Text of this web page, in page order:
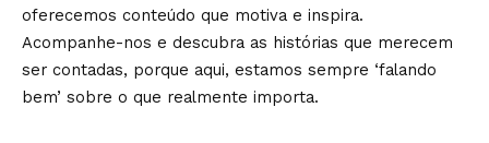
oferecemos conteúdo que motiva e inspira.
Acompanhe-nos e descubra as histórias que merecem
ser contadas, porque aqui, estamos sempre ‘falando
bem’ sobre o que realmente importa.